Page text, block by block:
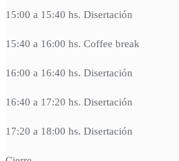
15:00 a 15:40 hs. Disertación
15:40 a 16:00 hs. Coffee break
16:00 a 16:40 hs. Disertación
16:40 a 17:20 hs. Disertación
17:20 a 18:00 hs. Disertación